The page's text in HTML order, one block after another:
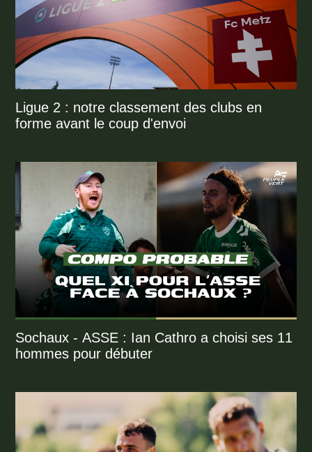
Ligue 2 : notre classement des clubs en
forme avant le coup d'envoi
Sochaux - ASSE : Ian Cathro a choisi ses 11
hommes pour débuter